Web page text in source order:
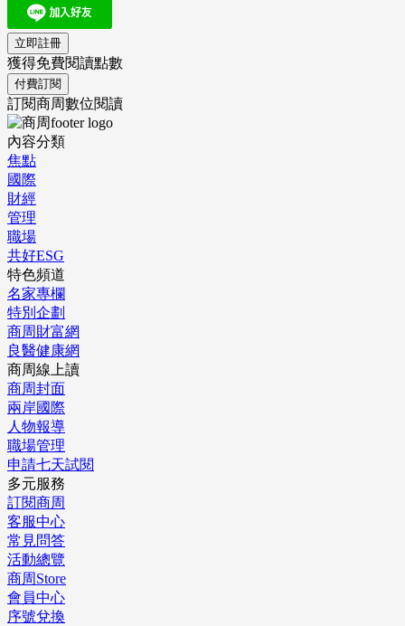
立即註冊
獲得免費閱讀點數
付費訂閱
訂閱商周數位閱讀
內容分類
焦點
國際
財經
管理
職場
共好ESG
特色頻道
名家專欄
特別企劃
商周財富網
良醫健康網
商周線上讀
商周封面
兩岸國際
人物報導
職場管理
申請七天試閱
多元服務
訂閱商周
客服中心
常見問答
活動總覽
商周Store
會員中心
序號兌換